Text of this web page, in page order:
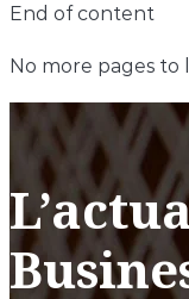
End of content
No more pages to